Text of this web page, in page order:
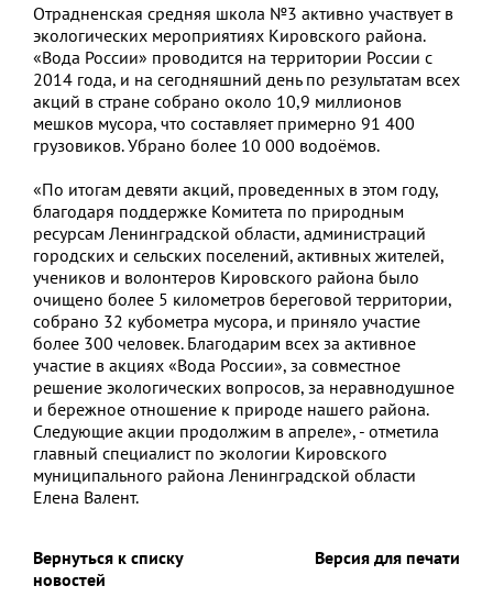
Отрадненская средняя школа №3 активно участвует в
экологических мероприятиях Кировского района.
«Вода России» проводится на территории России с
2014 года, и на сегодняшний день по результатам всех
акций в стране собрано около 10,9 миллионов
мешков мусора, что составляет примерно 91 400
грузовиков. Убрано более 10 000 водоёмов.
«По итогам девяти акций, проведенных в этом году,
благодаря поддержке Комитета по природным
ресурсам Ленинградской области, администраций
городских и сельских поселений, активных жителей,
учеников и волонтеров Кировского района было
очищено более 5 километров береговой территории,
собрано 32 кубометра мусора, и приняло участие
более 300 человек. Благодарим всех за активное
участие в акциях «Вода России», за совместное
решение экологических вопросов, за неравнодушное
и бережное отношение к природе нашего района.
Следующие акции продолжим в апреле», - отметила
главный специалист по экологии Кировского
муниципального района Ленинградской области
Елена Валент.
Вернуться к списку
новостей
Версия для печати